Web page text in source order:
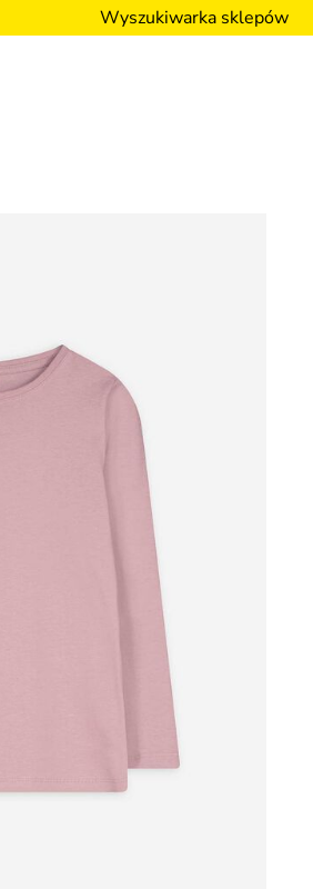
Wyszukiwarka sklepów